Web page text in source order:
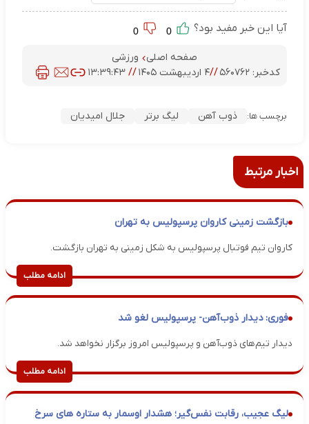
آیا این خبر مفید بود؟
صفحه اصلی
ورزشی
کدخبر: ۵۶۰۷۶۲ //۴ اردیبهشت ۱۴۰۵ // ۱۳:۳۹:۴۳
برچسب ها: ذوب آهن لیگ برتر جلال امیدیان
اخبار مرتبط
بازگشت زمینی کاروان پرسپولیس به تهران
کاروان تیم فوتبال پرسپولیس به شکل زمینی به تهران بازگشت.
ادامه مطلب
فوری: دیدار ذوب‌آهن- پرسپولیس لغو شد
دیدار تیم‌های ذوب‌آهن و پرسپولیس امروز برگزار نخواهد شد.
ادامه مطلب
لیگ عجیب، رقابت نفس‌گیر؛ هشدار اوسمار به ستاره های سرخ